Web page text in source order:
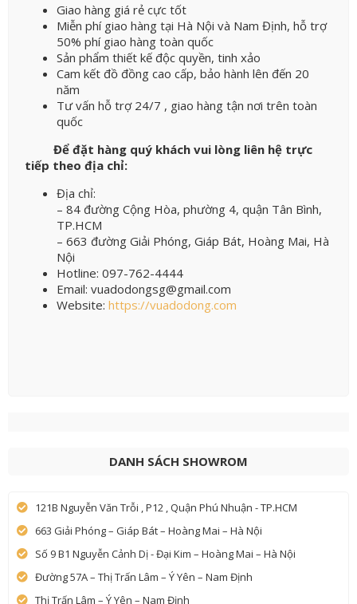
Giao hàng giá rẻ cực tốt
Miễn phí giao hàng tại Hà Nội và Nam Định, hỗ trợ
50% phí giao hàng toàn quốc
Sản phẩm thiết kế độc quyền, tinh xảo
Cam kết đồ đồng cao cấp, bảo hành lên đến 20
năm
Tư vấn hỗ trợ 24/7 , giao hàng tận nơi trên toàn
quốc
Để đặt hàng quý khách vui lòng liên hệ trực
tiếp theo địa chỉ:
Địa chỉ:
– 84 đường Cộng Hòa, phường 4, quận Tân Bình,
TP.HCM
– 663 đường Giải Phóng, Giáp Bát, Hoàng Mai, Hà
Nội
Hotline: 097-762-4444
Email: vuadodongsg@gmail.com
Website: https://vuadodong.com
DANH SÁCH SHOWROM
121B Nguyễn Văn Trỗi , P12 , Quận Phú Nhuận - TP.HCM
663 Giải Phóng – Giáp Bát – Hoàng Mai – Hà Nội
Số 9 B1 Nguyễn Cảnh Dị - Đại Kim – Hoàng Mai – Hà Nội
Đường 57A – Thị Trấn Lâm – Ý Yên – Nam Định
Thị Trấn Lâm – Ý Yên – Nam Định